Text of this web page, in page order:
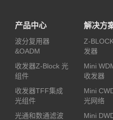
产品中心
波分复用器
&OADM
收发器Z-Block 光
组件
收发器TFF集成
光组件
光通和数通滤波
解决方
Z-
发器
Mini
收发器
Mini
光网络
Mini